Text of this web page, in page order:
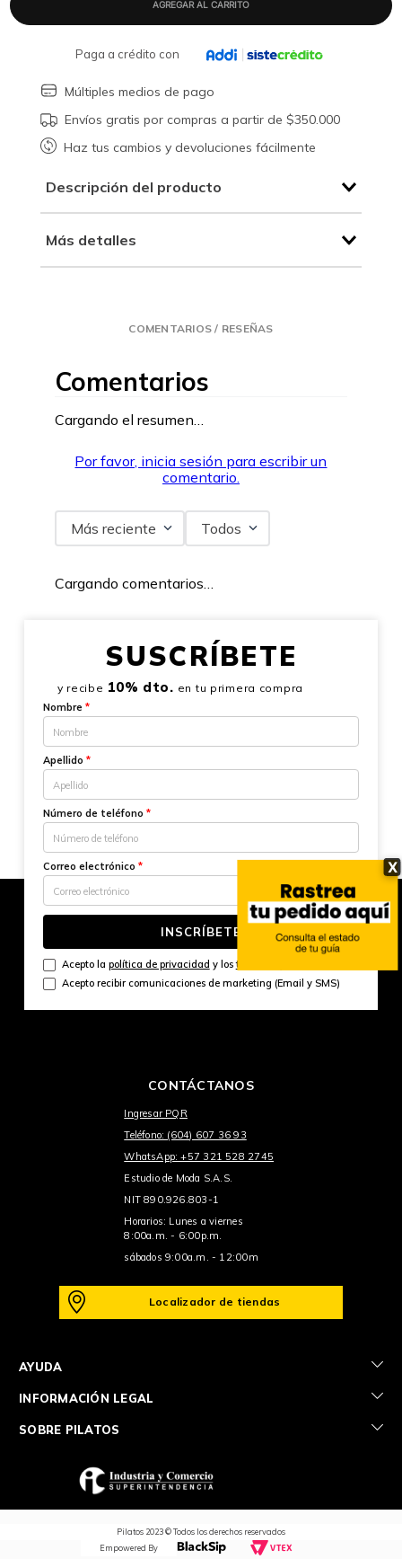
X
Paga a crédito con
Múltiples medios de pago
Envíos gratis por compras a partir de $350.000
Haz tus cambios y devoluciones fácilmente
Descripción del producto
Más detalles
COMENTARIOS / RESEÑAS
Comentarios
Cargando el resumen…
Por favor, inicia sesión para escribir un
comentario.
Más reciente Todos
Cargando comentarios…
SUSCRÍBETE
y recibe 10% dto. en tu primera compra
Nombre *
Apellido *
Número de teléfono *
Correo electrónico *
INSCRÍBETE
Acepto la política de privacidad y lostérminos y condiciones
Acepto recibir comunicaciones de marketing (Email y SMS)
CONTÁCTANOS
Ingresar PQR
Teléfono: (604) 607 36 93
WhatsApp: +57 321 528 2745
Estudio de Moda S.A.S.
NIT 890.926.803-1
Horarios: Lunes a viernes
8:00a.m. - 6:00p.m.
sábados 9:00a.m. - 12:00m
Localizador de tiendas
AYUDA +
INFORMACIÓN LEGAL +
SOBRE PILATOS +
Pilatos 2023 © Todos los derechos reservados
Empowered By